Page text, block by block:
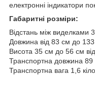
електронні індикатори
Габаритні розміри:
Відстань між виделками
Довжина від 83 см до
Висота 35 см до 56 см
Транспортна довжина 89
Транспортна вага 1,6